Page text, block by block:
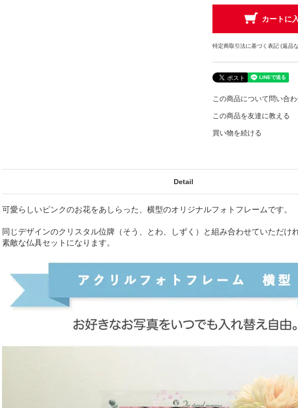
特定商取引法に基づく表記 (返品
この商品について問い合わ
この商品を友達に教える
買い物を続ける
Detail
可愛らしいピンクのお花をあしらった、横型のオリジナルフォトフレームです。
同じデザインのクリスタル位牌（そう、とわ、しずく）と組み合わせていただけ
素敵な仏具セットになります。